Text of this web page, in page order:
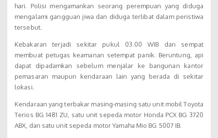
hari. Polisi mengamankan seorang perempuan yang diduga
mengalami gangguan jiwa dan diduga terlibat dalam peristiwa
tersebut.
Kebakaran terjadi sekitar pukul 03.00 WIB dan sempat
membuat petugas keamanan setempat panik. Beruntung, api
dapat dipadamkan sebelum menjalar ke bangunan kantor
pemasaran maupun kendaraan lain yang berada di sekitar
lokasi.
Kendaraan yang terbakar masing-masing satu unit mobil Toyota
Terios BG 1481 ZU, satu unit sepeda motor Honda PCX BG 3720
ABX, dan satu unit sepeda motor Yamaha Mio BG 5007 IB.